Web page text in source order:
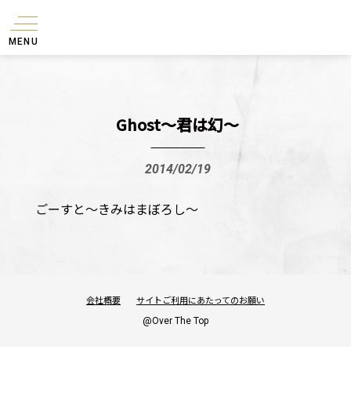
MENU
Ghost～君は幻～
2014/02/19
ごーすと〜きみはまぼろし〜
会社概要 サイトご利用にあたってのお願い
@Over The Top